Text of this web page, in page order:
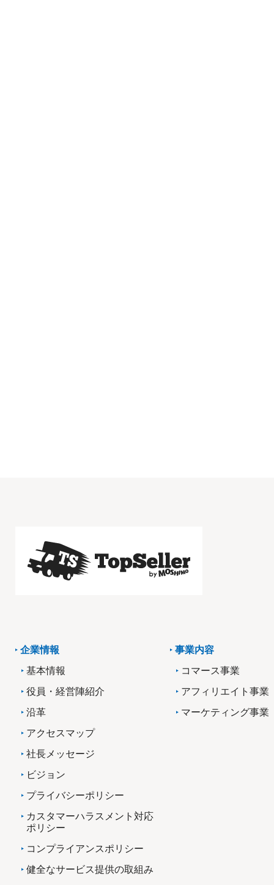
企業情報
基本情報
役員・経営陣紹介
沿革
アクセスマップ
社長メッセージ
ビジョン
プライバシーポリシー
カスタマーハラスメント対応
ポリシー
コンプライアンスポリシー
健全なサービス提供の取組み
事業内容
コマース事業
アフィリエイト事業
マーケティング事業